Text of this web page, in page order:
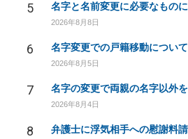
5
2026年8月8日
6 名字変更での戸籍移動について
2026年8月5日
7
2026年8月4日
8